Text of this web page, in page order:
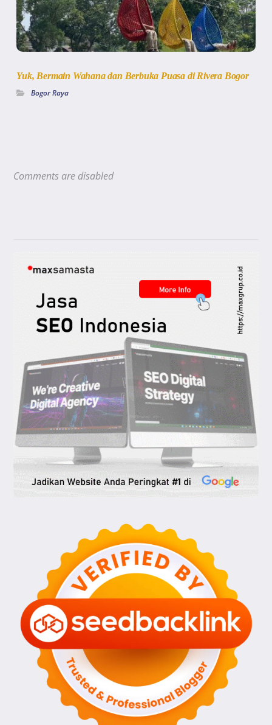
Yuk, Bermain Wahana dan Berbuka Puasa di Rivera Bogor
Bogor Raya
Comments are disabled